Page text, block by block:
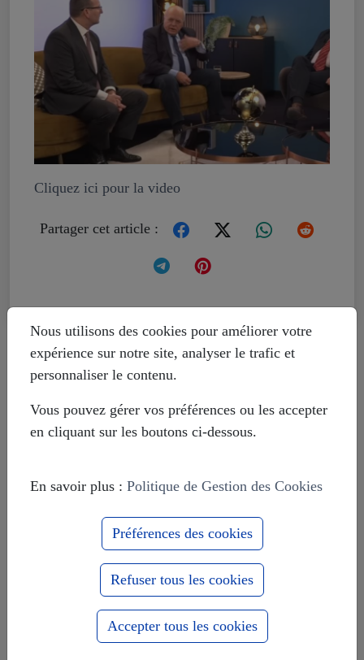
Cliquez ici pour la video
Partager cet article :
Livre témoignage d'un Suisse sur le
Donbass
Le massacre d'Odessa de mai 2014
pour le meilleur et pour le pire
Nous utilisons des cookies pour améliorer votre
expérience sur notre site, analyser le trafic et
personnaliser le contenu.
Vous pouvez gérer vos préférences ou les accepter
en cliquant sur les boutons ci-dessous.
En savoir plus : Politique de Gestion des Cookies
Préférences des cookies
Refuser tous les cookies
Accepter tous les cookies